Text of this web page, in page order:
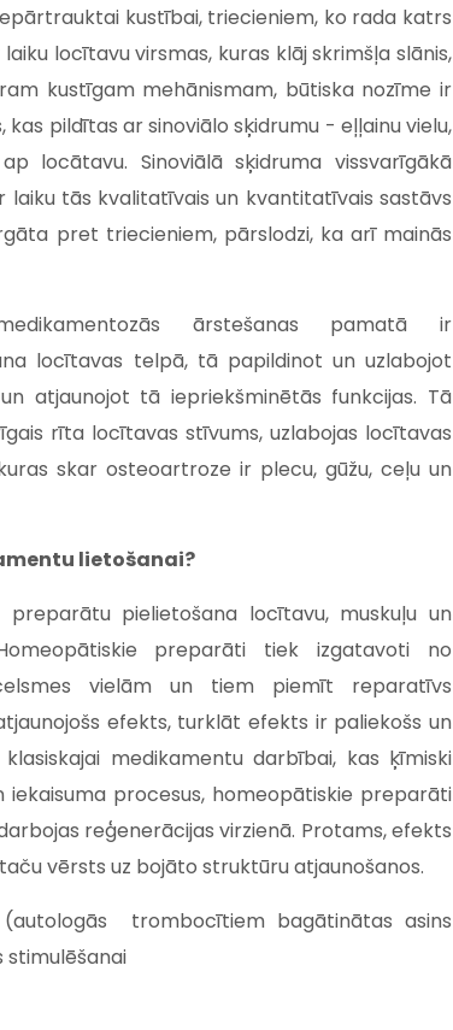
kustībai, triecieniem, ko rada katrs
locītavu virsmas, kuras klāj skrimšļa slānis,
kustīgam mehānismam, būtiska nozīme ir
pildītas ar sinoviālo sķidrumu - eļļainu vielu,
locātavu. Sinoviālā sķidruma vissvarīgākā
tās kvalitatīvais un kvantitatīvais sastāvs
pret triecieniem, pārslodzi, ka arī mainās
ārstešanas pamatā ir
locītavas telpā, tā papildinot un uzlabojot
atjaunojot tā iepriekšminētās funkcijas. Tā
rīta locītavas stīvums, uzlabojas locītavas
skar osteoartroze ir plecu, gūžu, ceļu un
lietošanai?
pielietošana locītavu, muskuļu un
preparāti tiek izgatavoti no
vielām un tiem piemīt reparatīvs
efekts, turklāt efekts ir paliekošs un
medikamentu darbībai, kas ķīmiski
procesus, homeopātiskie preparāti
reģenerācijas virzienā. Protams, efekts
vērsts uz bojāto struktūru atjaunošanos.
(autologās trombocītiem bagātinātas asins
stimulēšanai